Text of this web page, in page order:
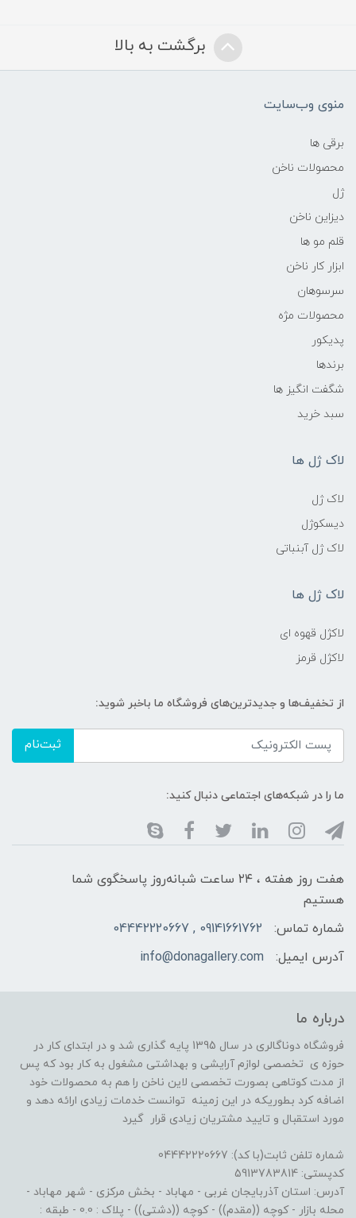
برگشت به بالا
منوی وب‌سایت
برقی ها
محصولات ناخن
ژل
دیزاین ناخن
قلم مو ها
ابزار کار ناخن
سرسوهان
محصولات مژه
پدیکور
برندها
شگفت انگیز ها
سبد خرید
لاک ژل ها
لاک ژل
دیسکوژل
لاک ژل آبنباتی
لاک ژل ها
لاکژل قهوه ای
لاکژل قرمز
از تخفیف‌ها و جدیدترین‌های فروشگاه ما باخبر شوید:
ثبت‌نام
ما را در شبکه‌های اجتماعی دنبال کنید:
هفت روز هفته ، ۲۴ ساعت شبانه‌روز پاسخگوی شما
هستیم
شماره تماس:
09141661762 , 04442220667
آدرس ایمیل:
info@donagallery.com
درباره ما
فروشگاه دوناگالری در سال 1395 پایه گذاری شد و در ابتدای کار در
حوزه ی تخصصی لوازم آرایشی و بهداشتی مشغول به کار بود که پس
از مدت کوتاهی بصورت تخصصی لاین ناخن را هم به محصولات خود
اضافه کرد بطوریکه در این زمینه توانست خدمات زیادی ارائه دهد و
مورد استقبال و تایید مشتریان زیادی قرار گیرد
شماره تلفن ثابت(با کد): 04442220667
کدپستی: 5913783814
آدرس: استان آذربایجان غربی - مهاباد - بخش مرکزی - شهر مهاباد -
محله بازار - کوچه ((مقدم)) - کوچه ((دشتی)) - پلاک : 0.0 - طبقه :